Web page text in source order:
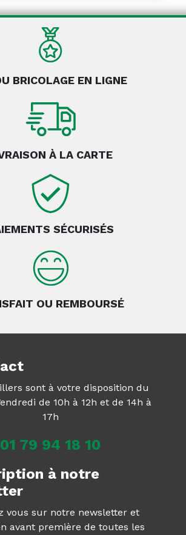
BRICOLAGE EN LIGNE
À LA CARTE
SÉCURISÉS
OU REMBOURSÉ
sont à votre disposition du
de 10h à 12h et de 14h à
17h
01 79 94 18 10
à notre
vous sur notre newsletter et
avant première de toutes les